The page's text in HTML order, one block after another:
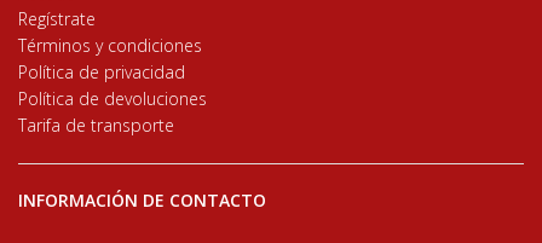
Regístrate
Términos y condiciones
Política de privacidad
Política de devoluciones
Tarifa de transporte
INFORMACIÓN DE CONTACTO